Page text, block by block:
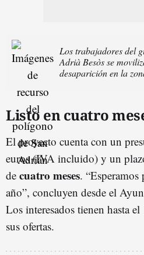
Los trabajadores del
Adrià Besòs se
desaparición en la
Listo en cuatro
El proyecto cuenta con un
euros (IVA incluido) y un
de cuatro meses. “Esperamos
año”, concluyen desde el
Los interesados tienen hasta
sus ofertas.